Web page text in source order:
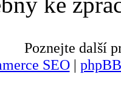
Poznejte další
SEO|